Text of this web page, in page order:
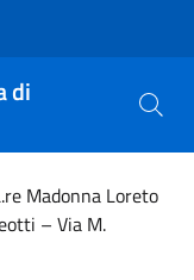
di
Madonna Loreto
– Via M.